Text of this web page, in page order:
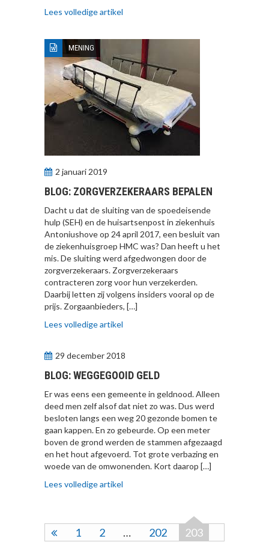
Lees volledige artikel
MENING
2 januari 2019
BLOG: ZORGVERZEKERAARS BEPALEN
Dacht u dat de sluiting van de spoedeisende
hulp (SEH) en de huisartsenpost in ziekenhuis
Antoniushove op 24 april 2017, een besluit van
de ziekenhuisgroep HMC was? Dan heeft u het
mis. De sluiting werd afgedwongen door de
zorgverzekeraars. Zorgverzekeraars
contracteren zorg voor hun verzekerden.
Daarbij letten zij volgens insiders vooral op de
prijs. Zorgaanbieders, […]
Lees volledige artikel
29 december 2018
BLOG: WEGGEGOOID GELD
Er was eens een gemeente in geldnood. Alleen
deed men zelf alsof dat niet zo was. Dus werd
besloten langs een weg 20 gezonde bomen te
gaan kappen. En zo gebeurde. Op een meter
boven de grond werden de stammen afgezaagd
en het hout afgevoerd. Tot grote verbazing en
woede van de omwonenden. Kort daarop […]
Lees volledige artikel
1 2 … 202
203